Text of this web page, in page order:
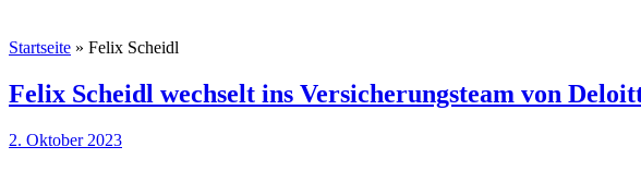
Startseite » Felix Scheidl
Felix Scheidl wechselt ins Versicherungsteam von
2. Oktober 2023